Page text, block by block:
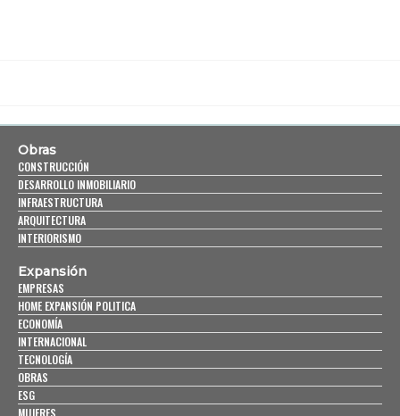
Obras
CONSTRUCCIÓN
DESARROLLO INMOBILIARIO
INFRAESTRUCTURA
ARQUITECTURA
INTERIORISMO
Expansión
EMPRESAS
HOME EXPANSIÓN POLITICA
ECONOMÍA
INTERNACIONAL
TECNOLOGÍA
OBRAS
ESG